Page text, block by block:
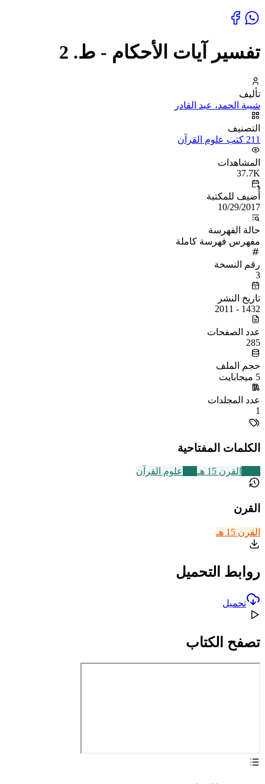
تفسير آيات الأحكام - ط. 2
تأليف
شيبة الحمد، عبد القادر
التصنيف
211 كتب علوم القرآن
المشاهدات
37.7K
أُضيف للمكتبة
10/29/2017
حالة الفهرسة
مفهرس فهرسة كاملة
رقم النسخة
3
تاريخ النشر
1432 - 2011
عدد الصفحات
285
حجم الملف
5 ميجابايت
عدد المجلدات
1
الكلمات المفتاحية
القرن 15 هـ علوم القرآن
القرن
القرن 15 هـ
روابط التحميل
تحميل
تصفح الكتاب